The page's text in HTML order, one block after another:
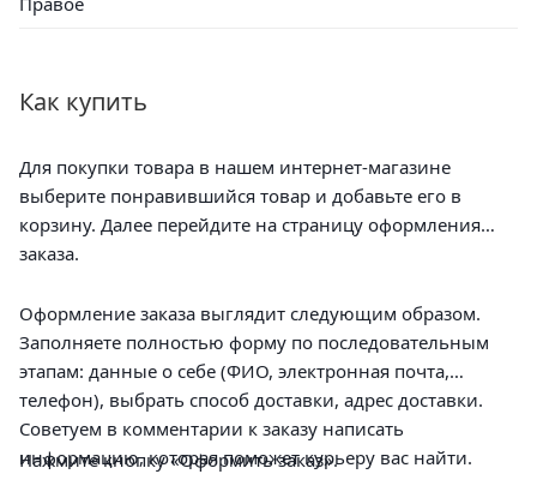
Как купить
Для покупки товара в нашем интернет-магазине
выберите понравившийся товар и добавьте его в
корзину. Далее перейдите на страницу оформления
заказа.
Оформление заказа выглядит следующим образом.
Заполняете полностью форму по последовательным
этапам: данные о себе (ФИО, электронная почта,
телефон), выбрать способ доставки, адрес доставки.
Советуем в комментарии к заказу написать
информацию, которая поможет курьеру вас найти.
Нажмите кнопку «Оформить заказ».